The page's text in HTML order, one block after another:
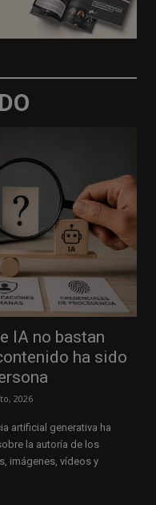
IA no bastan
ha sido
2026
artificial generativa ha
la autoría de los
imágenes, vídeos y